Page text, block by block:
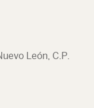
León, C.P.